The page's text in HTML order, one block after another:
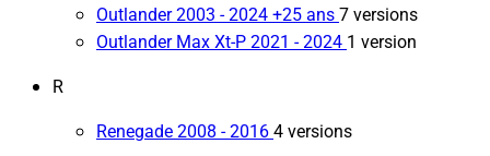
Outlander2003 - 2024+25 ans7 versions
Outlander Max Xt-P2021 - 2024 1 version
R
Renegade2008 - 20164 versions